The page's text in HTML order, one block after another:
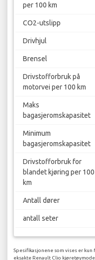
per 100 km
CO2-utslipp
Drivhjul
Brensel
Drivstofforbruk på
motorvei per 100 km
Maks
bagasjeromskapasitet
Minimum
bagasjeromskapasitet
Drivstofforbruk for
blandet kjøring per 100
km
Antall dører
antall seter
Spesifikasjonene som vises er
eksakte Renault Clio